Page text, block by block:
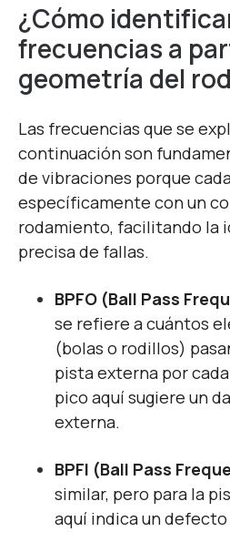
¿Cómo
frecuencias a
geometría del
Las frecuencias que se
continuación son
de vibraciones porque
específicamente con un
rodamiento, facilitando la
precisa de fallas.
BPFO (Ball Pass
se refiere a cuántos
(bolas o rodillos)
pista externa por
pico aquí sugiere un
externa.
BPFI (Ball Pass
similar, pero para la
aquí indica un defecto